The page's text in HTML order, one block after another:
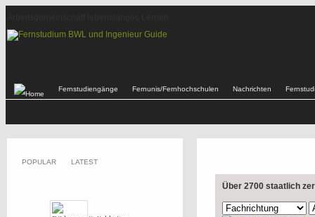
Fernstudiengänge Fernunis/Fernhochschulen Nachrichten
Über 2700 staatlich
POPULAR LATEST